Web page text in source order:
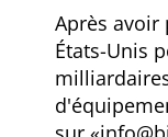
Après avoir
États-Unis